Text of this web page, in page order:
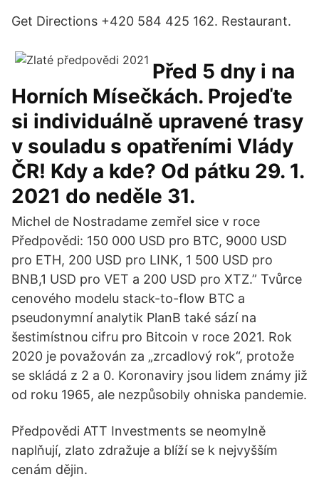
Get Directions +420 584 425 162. Restaurant.
Před 5 dny i na
Horních Mísečkách. Projeďte
si individuálně upravené trasy
v souladu s opatřeními Vlády
ČR! Kdy a kde? Od pátku 29. 1.
2021 do neděle 31.
Michel de Nostradame zemřel sice v roce
Předpovědi: 150 000 USD pro BTC, 9000 USD
pro ETH, 200 USD pro LINK, 1 500 USD pro
BNB,1 USD pro VET a 200 USD pro XTZ.” Tvůrce
cenového modelu stack-to-flow BTC a
pseudonymní analytik PlanB také sází na
šestimístnou cifru pro Bitcoin v roce 2021. Rok
2020 je považován za „zrcadlový rok“, protože
se skládá z 2 a 0. Koronaviry jsou lidem známy již
od roku 1965, ale nezpůsobily ohniska pandemie.
Předpovědi ATT Investments se neomylně
naplňují, zlato zdražuje a blíží se k nejvyšším
cenám dějin.